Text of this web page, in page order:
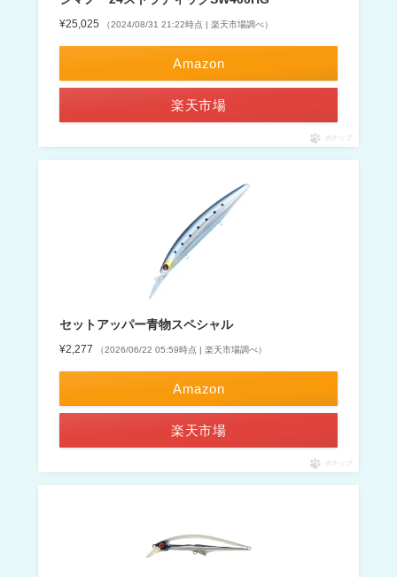
¥25,025 （2024/08/31 21:22時点 | 楽天市場調べ）
Amazon
楽天市場
ポチップ
セットアッパー青物スペシャル
¥2,277 （2026/06/22 05:59時点 | 楽天市場調べ）
Amazon
楽天市場
ポチップ